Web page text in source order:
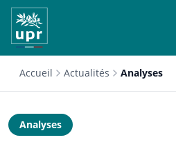
Accueil Actualités Analyses
Analyses